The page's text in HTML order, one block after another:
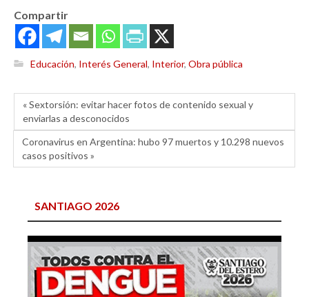
Compartir
Educación, Interés General, Interior, Obra pública
« Sextorsión: evitar hacer fotos de contenido sexual y
enviarlas a desconocidos
Coronavirus en Argentina: hubo 97 muertos y 10.298 nuevos
casos positivos »
SANTIAGO 2026